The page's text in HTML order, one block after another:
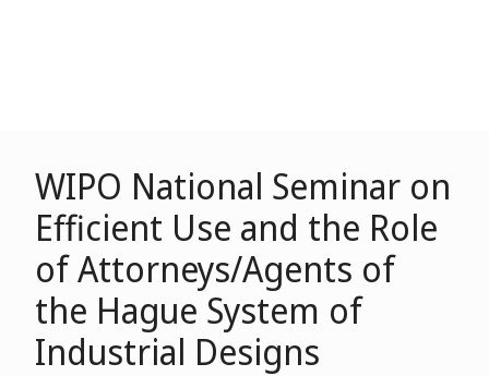
WIPO National Seminar on
Efficient Use and the Role
of Attorneys/Agents of
the Hague System of
Industrial Designs